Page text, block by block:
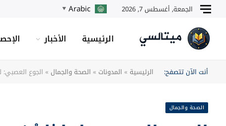
الجمعة, أغسطس 7, 2026 Arabic
▼
الرئيسية الأخبار
أنت الآن تتصفح: الرئيسية » المدونات » الصحة والجمال » الجوع
الصحة والجمال